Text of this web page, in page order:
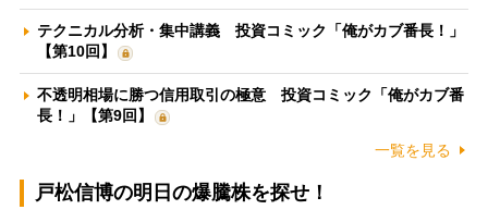
テクニカル分析・集中講義 投資コミック「俺がカブ番長！」
【第10回】
不透明相場に勝つ信用取引の極意 投資コミック「俺がカブ番
長！」【第9回】
一覧を見る
戸松信博の明日の爆騰株を探せ！